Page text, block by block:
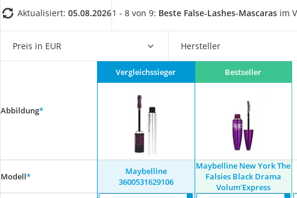
Massagegerät
Aktualisiert: 05.08.20261 - 8 von 9: Beste False-Lashes-Mascaras im
Preis in EUR Hersteller
Abbildung*
Vergleichssieger Bestseller
Modell*
Maybelline
3600531629106
Maybelline New York The
Falsies Black Drama
Volum'Express